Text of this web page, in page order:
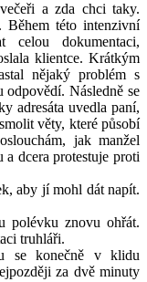
a zda chci taky.
Během této intenzivní
celou dokumentaci,
klientce. Krátkým
nějaký problém s
odpovědí. Následně se
adresáta uvedla paní,
věty, které působí
jak manžel
dcera protestuje proti
aby jí mohl dát napít.
polévku znovu ohřát.
truhláři.
se konečně v klidu
za dvě minuty